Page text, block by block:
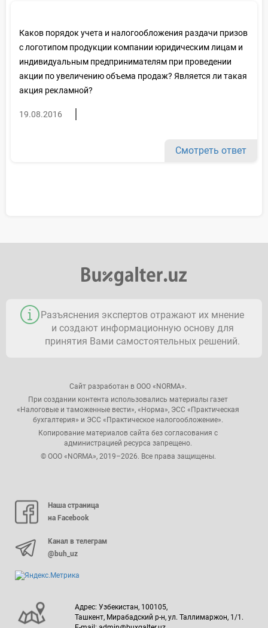
Каков порядок учета и налогообложения раздачи призов
с логотипом продукции компании юридическим лицам и
индивидуальным предпринимателям при проведении
акции по увеличению объема продаж? Является ли такая
акция рекламной?
19.08.2016
Смотреть ответ
Разъяснения экспертов отражают их мнение
и создают информационную основу для
принятия Вами самостоятельных решений.
Сайт разработан в ООО «NORMA».
При создании контента использовались материалы газет
«Налоговые и таможенные вести», «Норма», ЭСС «Практическая
бухгалтерия» и ЭСС «Практическое налогообложение».
Копирование материалов сайта без согласования с
администрацией ресурса запрещено.
© ООО «NORMA», 2019–2026. Все права защищены.
Наша страница
на Facebook
Канал в телеграм
@buh_uz
Адрес: Узбекистан, 100105,
Ташкент, Мирабадский р-н, ул. Таллимаржон, 1/1.